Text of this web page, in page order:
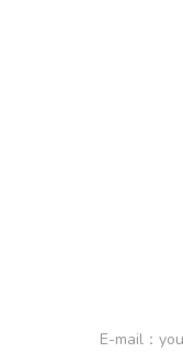
E-mail：